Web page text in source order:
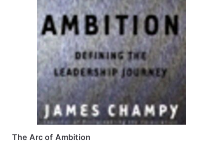
The Arc of Ambition